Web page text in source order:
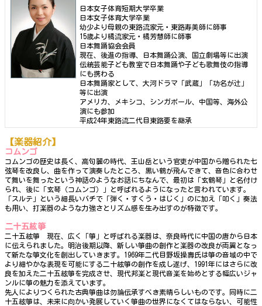
日本女子体育短期大学卒業
日本女子体育大学卒業
幼少より母親の東路流家元・東路寿美師に師事
15歳より橘流家元・橘芳慧師に師事
日本舞踊協会会員
現在、後進の指導、日本舞踊公演、国立劇場等に出演
伝統芸能子ども教室で日本舞踊や子ども歌舞伎の指導
にも携わる
日本舞踊家として、大河ドラマ「武蔵」「功名が辻」
等に出演
アメリカ、メキシコ、シンガポール、中国等、海外公
演にも参加
平成24年東路流二代目東路要を継承
【楽器紹介】
コムンゴ
コムンゴの歴史は長く、高句麗の時代、王山岳という官吏が中国から贈られた七
弦琴を改良し、曲を作って演奏したところ、黒い鶴が飛んできて、音色に合わせ
て舞いを舞ったという神話のようなお話にちなんで、最初は「玄鶴琴」と名付け
られ、後に「玄琴（コムンゴ）」と呼ばれるようになったと言われています。
「スルテ」という細長いバチで「弾く・すくう・はじく」のに加え「叩く」奏法
も用い、打楽器のような力強さとリズム感を生み出すのが特徴です。
二十五絃箏
二十五絃箏 現在、広く「箏」と呼ばれる楽器は、奈良時代に中国の唐から日本
に伝えられました。明治後期以降、新しい箏曲の創作と楽器の改良が両翼となっ
て新たな箏文化を創出していきます。1969年二代目野坂操壽氏は箏の音域の中で
より細やかな表現を可能にする二十絃箏の創作を成し遂げ、1991年にはさらに改
良を加えた二十五絃箏を完成させ、現代邦楽と現代音楽を始めとする幅広いジャ
ンルに箏の魅力を添えています。
先人によりつくられた古典箏曲は勿論伝承すべき素晴らしいものです。同時に二
十五絃箏は、未来に向かい発展していく箏曲の世界になくてはならない、可能性